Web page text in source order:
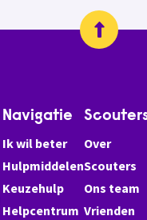
Navigatie
Ik wil beter
Hulpmiddelen
Keuzehulp
Helpcentrum
Over
Scouters
Ons team
Vrienden